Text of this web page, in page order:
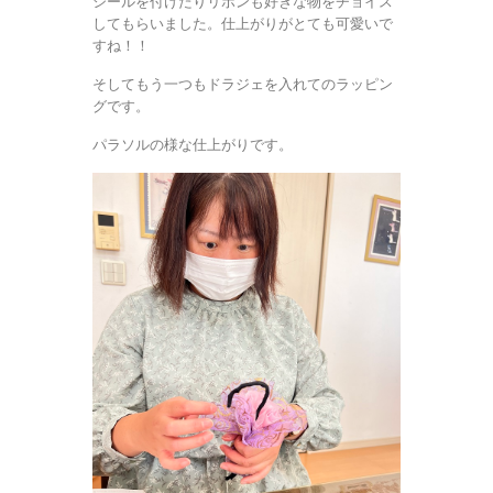
してもらいました。仕上がりがとても可愛いで
すね！！
そしてもう一つもドラジェを入れてのラッピン
グです。
パラソルの様な仕上がりです。